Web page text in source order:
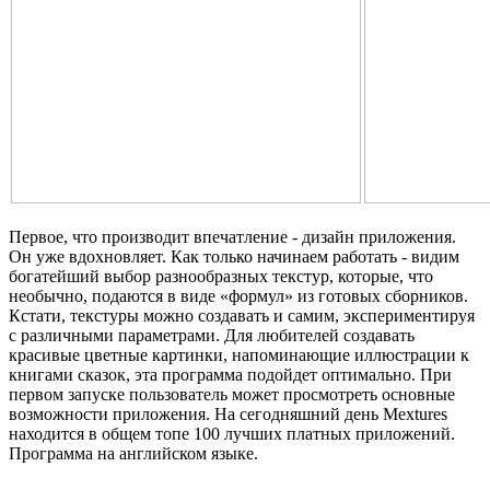
Первое, что производит впечатление - дизайн приложения.
Он уже вдохновляет. Как только начинаем работать - видим
богатейший выбор разнообразных текстур, которые, что
необычно, подаются в виде «формул» из готовых сборников.
Кстати, текстуры можно создавать и самим, экспериментируя
с различными параметрами. Для любителей создавать
красивые цветные картинки, напоминающие иллюстрации к
книгами сказок, эта программа подойдет оптимально. При
первом запуске пользователь может просмотреть основные
возможности приложения. На сегодняшний день Mextures
находится в общем топе 100 лучших платных приложений.
Программа на английском языке.